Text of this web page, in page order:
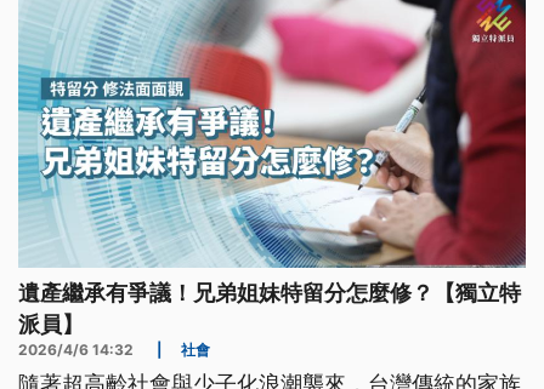
遺產繼承有爭議！兄弟姐妹特留分怎麼修？【獨立特
派員】
2026/4/6 14:32 社會
隨著超高齡社會與少子化浪潮襲來，台灣傳統的家族